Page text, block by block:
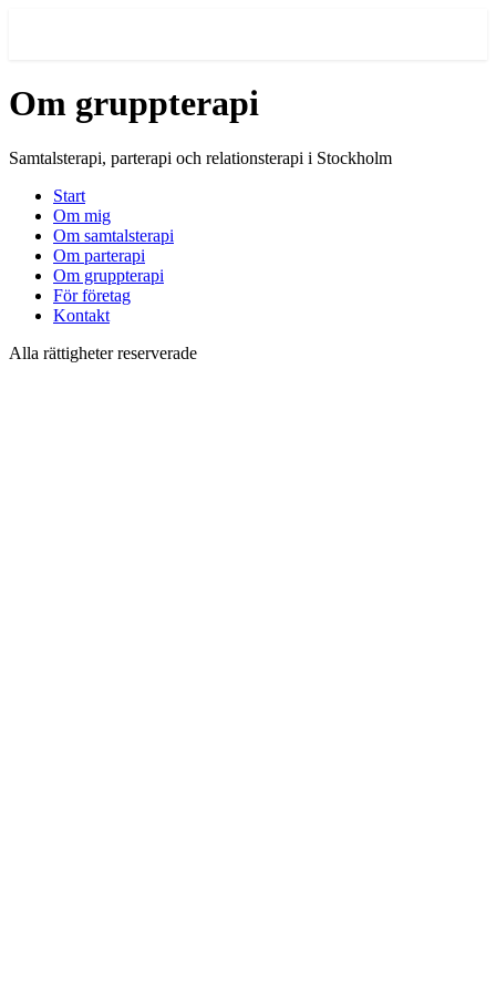
Om gruppterapi
Samtalsterapi, parterapi och relationsterapi i Stockholm
Start
Om mig
Om samtalsterapi
Om parterapi
Om gruppterapi
För företag
Kontakt
Alla rättigheter reserverade